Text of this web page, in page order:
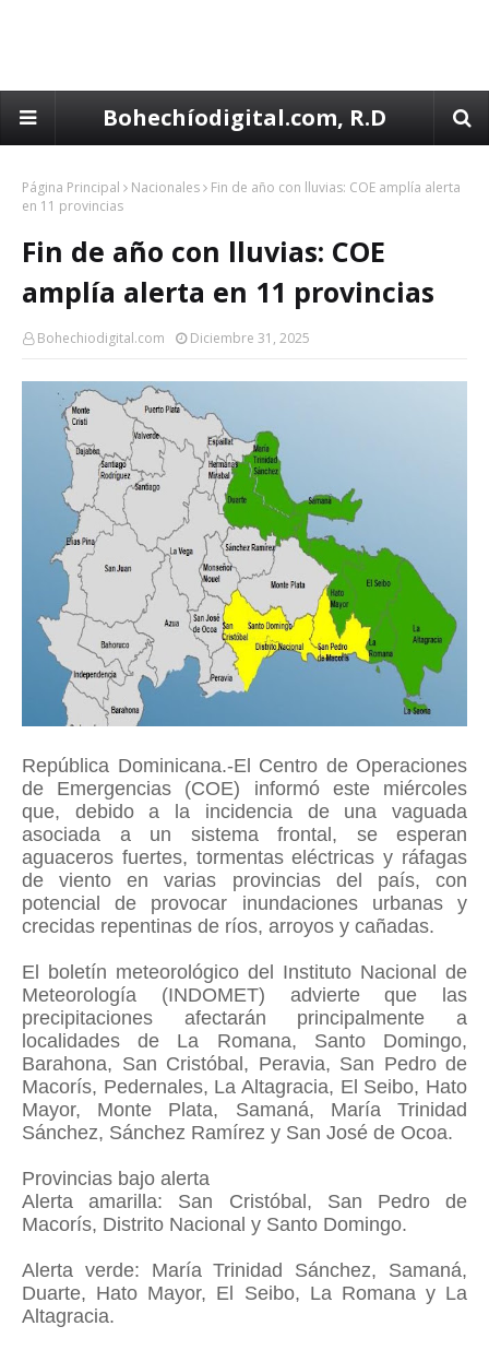
Bohechíodigital.com, R.D
Página Principal Nacionales
Fin de año con lluvias: COE amplía alerta
en 11 provincias
Fin de año con lluvias: COE
amplía alerta en 11 provincias
Bohechiodigital.com Diciembre 31, 2025
República Dominicana.-El Centro de Operaciones
de Emergencias (COE) informó este miércoles
que, debido a la incidencia de una vaguada
asociada a un sistema frontal, se esperan
aguaceros fuertes, tormentas eléctricas y ráfagas
de viento en varias provincias del país, con
potencial de provocar inundaciones urbanas y
crecidas repentinas de ríos, arroyos y cañadas.
El boletín meteorológico del Instituto Nacional de
Meteorología (INDOMET) advierte que las
precipitaciones afectarán principalmente a
localidades de La Romana, Santo Domingo,
Barahona, San Cristóbal, Peravia, San Pedro de
Macorís, Pedernales, La Altagracia, El Seibo, Hato
Mayor, Monte Plata, Samaná, María Trinidad
Sánchez, Sánchez Ramírez y San José de Ocoa.
Provincias bajo alerta
Alerta amarilla: San Cristóbal, San Pedro de
Macorís, Distrito Nacional y Santo Domingo.
Alerta verde: María Trinidad Sánchez, Samaná,
Duarte, Hato Mayor, El Seibo, La Romana y La
Altagracia.